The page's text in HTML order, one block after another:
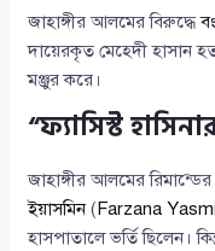
জাহাঙ্গীর আলমের বিরুদ্ধে
দায়েরকৃত মেহেদী হাসান
মঞ্জুর করে।
“ফ্যাসিস্ট
জাহাঙ্গীর আলমের
ইয়াসমিন( Farzana
হাসপাতালে ভর্তি ছিলেন।